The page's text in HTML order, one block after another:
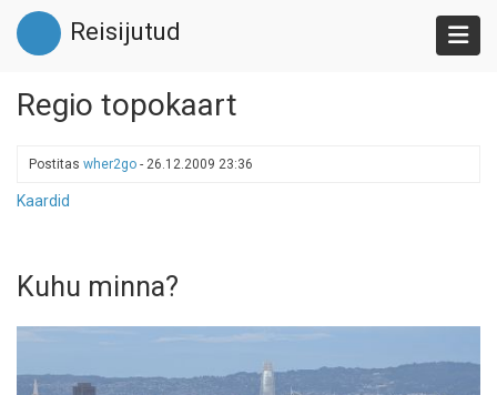
Liigu
edasi
põhisisu
Reisijutud
Regio topokaart
Postitas wher2go - 26.12.2009 23:36
Kaardid
Kuhu minna?